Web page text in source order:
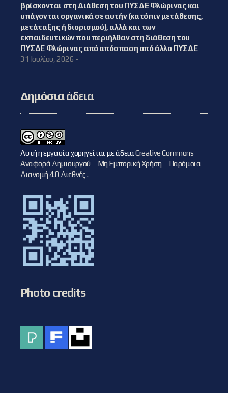
βρίσκονται στη Διάθεση του ΠΥΣΔΕ Φλώρινας και
υπάγονται οργανικά σε αυτήν (κατόπιν μετάθεσης,
μετάταξης ή διορισμού), αλλά και των
εκπαιδευτικών που περιήλθαν στη διάθεση του
ΠΥΣΔΕ Φλώρινας από απόσπαση από άλλο ΠΥΣΔΕ
31 Ιουλίου, 2026 -
Δημόσια άδεια
Αυτή η εργασία χορηγείται με άδειαCreative Commons
Αναφορά Δημιουργού – Μη Εμπορική Χρήση – Παρόμοια
Διανομή 4.0 Διεθνές.
Photo credits